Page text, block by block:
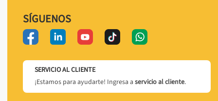
SÍGUENOS
SERVICIO AL CLIENTE
¡Estamos para ayudarte! Ingresa a servicio al cliente.